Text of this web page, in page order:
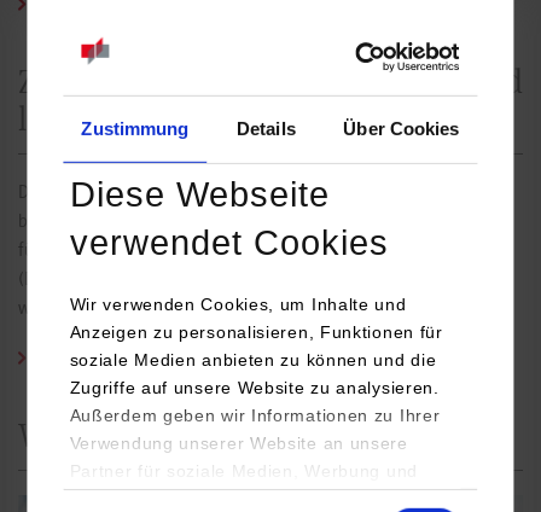
Zustimmung Details Über Cookies
Diese Webseite
verwendet Cookies
Wir verwenden Cookies, um Inhalte und
Anzeigen zu personalisieren, Funktionen für
soziale Medien anbieten zu können und die
Zugriffe auf unsere Website zu analysieren.
Außerdem geben wir Informationen zu Ihrer
Verwendung unserer Website an unsere
Partner für soziale Medien, Werbung und
Zentrum für Hochschuldidaktik und
lebenslanges Lernen (ZHL)
Das Zentrum für Hochschuldidaktik und lebenslanges Lernen (ZHL)
bietet ein vielseitiges und interessantes Weiterbildungsprogramm
für alle Lehrenden der Dualen Hochschule Baden-Württemberg
werden.
ngebote der Hochschuldidaktik
Wissenschaftliche Weiterbildung